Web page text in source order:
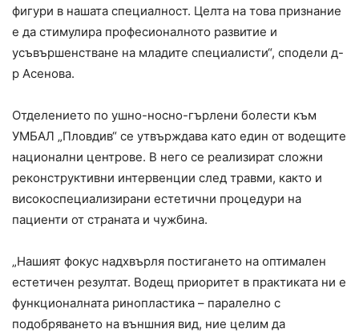
фигури в нашата специалност. Целта на това признание
е да стимулира професионалното развитие и
усъвършенстване на младите специалисти“, сподели д-
р Асенова.
Отделението по ушно-носно-гърлени болести към
УМБАЛ „Пловдив“ се утвърждава като един от водещите
национални центрове. В него се реализират сложни
реконструктивни интервенции след травми, както и
високоспециализирани естетични процедури на
пациенти от страната и чужбина.
„Нашият фокус надхвърля постигането на оптимален
естетичен резултат. Водещ приоритет в практиката ни е
функционалната ринопластика – паралелно с
подобряването на външния вид, ние целим да